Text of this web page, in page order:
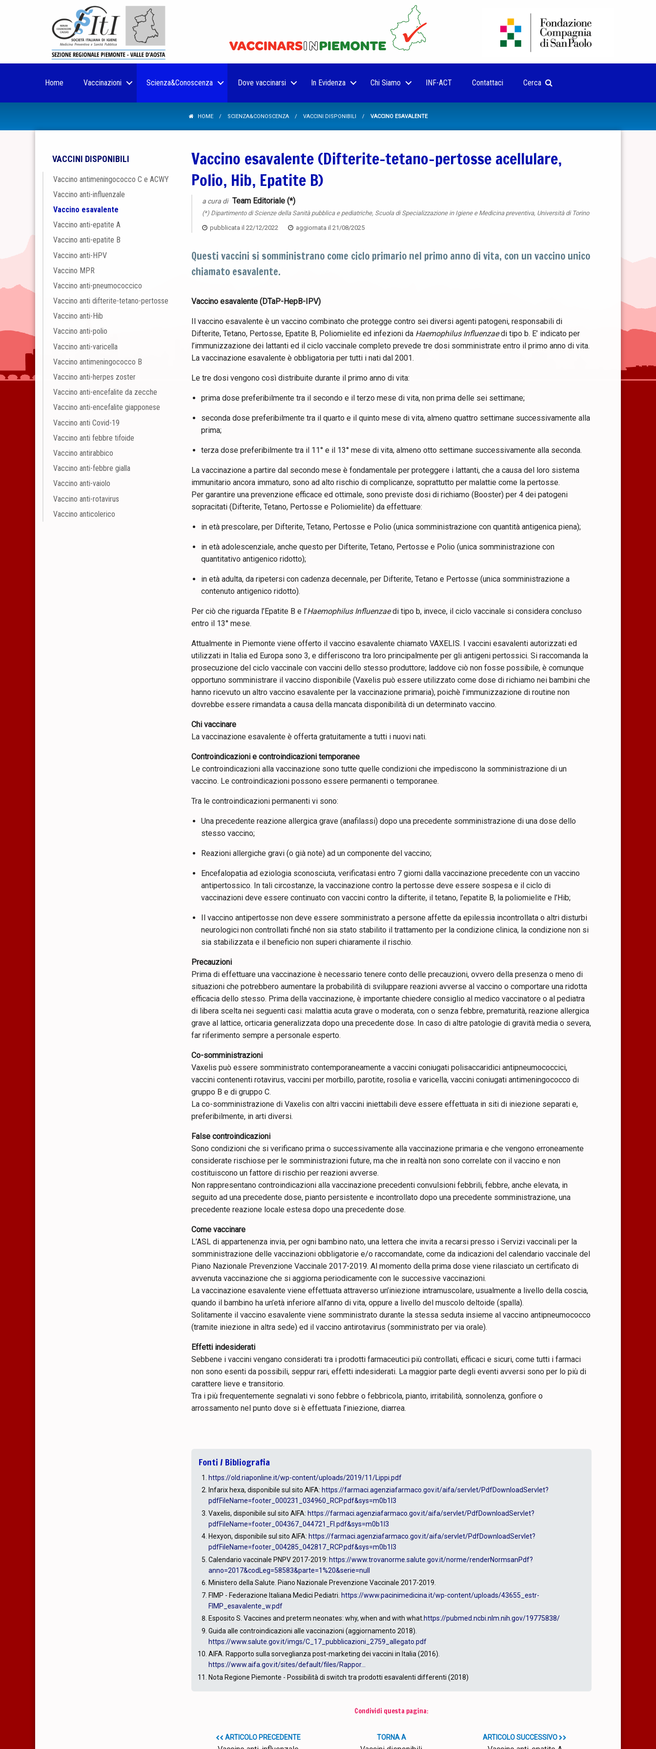
Home Vaccinazioni Scienza&Conoscenza Dove vaccinarsi In Evidenza Chi Siamo INF-ACT Contattaci Cerca
HOME SCIENZA&CONOSCENZA VACCINI DISPONIBILI VACCINO ESAVALENTE
VACCINI DISPONIBILI
Vaccino antimeningococco C e ACWY
Vaccino anti-influenzale
Vaccino esavalente
Vaccino anti-epatite A
Vaccino anti-epatite B
Vaccino anti-HPV
Vaccino MPR
Vaccino anti-pneumococcico
Vaccino anti difterite-tetano-pertosse
Vaccino anti-Hib
Vaccino anti-polio
Vaccino anti-varicella
Vaccino antimeningococco B
Vaccino anti-herpes zoster
Vaccino anti-encefalite da zecche
Vaccino anti-encefalite giapponese
Vaccino anti Covid-19
Vaccino anti febbre tifoide
Vaccino antirabbico
Vaccino anti-febbre gialla
Vaccino anti-vaiolo
Vaccino anti-rotavirus
Vaccino anticolerico
Vaccino esavalente (Difterite-tetano-pertosse acellulare,
Polio, Hib, Epatite B)
a cura di Team Editoriale (*)
(*) Dipartimento di Scienze della Sanità pubblica e pediatriche, Scuola di Specializzazione in Igiene e Medicina preventiva, Università di Torino
pubblicata il 22/12/2022 aggiornata il 21/08/2025
Questi vaccini si somministrano come ciclo primario nel primo anno di vita, con un vaccino unico
chiamato esavalente.
Vaccino esavalente (DTaP-HepB-IPV)
Il vaccino esavalente è un vaccino combinato che protegge contro sei diversi agenti patogeni, responsabili di
Difterite, Tetano, Pertosse, Epatite B, Poliomielite ed infezioni da Haemophilus Influenzaedi tipo b. E’ indicato per
l’immunizzazione dei lattanti ed il ciclo vaccinale completo prevede tre dosi somministrate entro il primo anno di vita.
La vaccinazione esavalente è obbligatoria per tutti i nati dal 2001.
Le tre dosi vengono così distribuite durante il primo anno di vita:
prima dose preferibilmente tra il secondo e il terzo mese di vita, non prima delle sei settimane;
seconda dose preferibilmente tra il quarto e il quinto mese di vita, almeno quattro settimane successivamente alla
prima;
terza dose preferibilmente tra il 11° e il 13° mese di vita, almeno otto settimane successivamente alla seconda.
La vaccinazione a partire dal secondo mese è fondamentale per proteggere i lattanti, che a causa del loro sistema
immunitario ancora immaturo, sono ad alto rischio di complicanze, soprattutto per malattie come la pertosse.
Per garantire una prevenzione efficace ed ottimale, sono previste dosi di richiamo (Booster) per 4 dei patogeni
sopracitati (Difterite, Tetano, Pertosse e Poliomielite) da effettuare:
in età prescolare, per Difterite, Tetano, Pertosse e Polio (unica somministrazione con quantità antigenica piena);
in età adolescenziale, anche questo per Difterite, Tetano, Pertosse e Polio (unica somministrazione con
quantitativo antigenico ridotto);
in età adulta, da ripetersi con cadenza decennale, per Difterite, Tetano e Pertosse (unica somministrazione a
contenuto antigenico ridotto).
Per ciò che riguarda l’Epatite B e l’Haemophilus Influenzaedi tipo b, invece, il ciclo vaccinale si considera concluso
entro il 13° mese.
Attualmente in Piemonte viene offerto il vaccino esavalente chiamato VAXELIS. I vaccini esavalenti autorizzati ed
utilizzati in Italia ed Europa sono 3, e differiscono tra loro principalmente per gli antigeni pertossici. Si raccomanda la
prosecuzione del ciclo vaccinale con vaccini dello stesso produttore; laddove ciò non fosse possibile, è comunque
opportuno somministrare il vaccino disponibile (Vaxelis può essere utilizzato come dose di richiamo nei bambini che
hanno ricevuto un altro vaccino esavalente per la vaccinazione primaria), poichè l’immunizzazione di routine non
dovrebbe essere rimandata a causa della mancata disponibilità di un determinato vaccino.
Chi vaccinare
La vaccinazione esavalente è offerta gratuitamente a tutti i nuovi nati.
Controindicazioni e controindicazioni temporanee
Le controindicazioni alla vaccinazione sono tutte quelle condizioni che impediscono la somministrazione di un
vaccino. Le controindicazioni possono essere permanenti o temporanee.
Tra le controindicazioni permanenti vi sono:
Una precedente reazione allergica grave (anafilassi) dopo una precedente somministrazione di una dose dello
stesso vaccino;
Reazioni allergiche gravi (o già note) ad un componente del vaccino;
Encefalopatia ad eziologia sconosciuta, verificatasi entro 7 giorni dalla vaccinazione precedente con un vaccino
antipertossico. In tali circostanze, la vaccinazione contro la pertosse deve essere sospesa e il ciclo di
vaccinazioni deve essere continuato con vaccini contro la difterite, il tetano, l’epatite B, la poliomielite e l’Hib;
Il vaccino antipertosse non deve essere somministrato a persone affette da epilessia incontrollata o altri disturbi
neurologici non controllati finché non sia stato stabilito il trattamento per la condizione clinica, la condizione non si
sia stabilizzata e il beneficio non superi chiaramente il rischio.
Precauzioni
Prima di effettuare una vaccinazione è necessario tenere conto delle precauzioni, ovvero della presenza o meno di
situazioni che potrebbero aumentare la probabilità di sviluppare reazioni avverse al vaccino o comportare una ridotta
efficacia dello stesso. Prima della vaccinazione, è importante chiedere consiglio al medico vaccinatore o al pediatra
di libera scelta nei seguenti casi: malattia acuta grave o moderata, con o senza febbre, prematurità, reazione allergica
grave al lattice, orticaria generalizzata dopo una precedente dose. In caso di altre patologie di gravità media o severa,
far riferimento sempre a personale esperto.
Co-somministrazioni
Vaxelis può essere somministrato contemporaneamente a vaccini coniugati polisaccaridici antipneumococcici,
vaccini contenenti rotavirus, vaccini per morbillo, parotite, rosolia e varicella, vaccini coniugati antimeningococco di
gruppo B e di gruppo C.
La co-somministrazione di Vaxelis con altri vaccini iniettabili deve essere effettuata in siti di iniezione separati e,
preferibilmente, in arti diversi.
False controindicazioni
Sono condizioni che si verificano prima o successivamente alla vaccinazione primaria e che vengono erroneamente
considerate rischiose per le somministrazioni future, ma che in realtà non sono correlate con il vaccino e non
costituiscono un fattore di rischio per reazioni avverse.
Non rappresentano controindicazioni alla vaccinazione precedenti convulsioni febbrili, febbre, anche elevata, in
seguito ad una precedente dose, pianto persistente e incontrollato dopo una precedente somministrazione, una
precedente reazione locale estesa dopo una precedente dose.
Come vaccinare
L’ASL di appartenenza invia, per ogni bambino nato, una lettera che invita a recarsi presso i Servizi vaccinali per la
somministrazione delle vaccinazioni obbligatorie e/o raccomandate, come da indicazioni del calendario vaccinale del
Piano Nazionale Prevenzione Vaccinale 2017-2019. Al momento della prima dose viene rilasciato un certificato di
avvenuta vaccinazione che si aggiorna periodicamente con le successive vaccinazioni.
La vaccinazione esavalente viene effettuata attraverso un’iniezione intramuscolare, usualmente a livello della coscia,
quando il bambino ha un’età inferiore all’anno di vita, oppure a livello del muscolo deltoide (spalla).
Solitamente il vaccino esavalente viene somministrato durante la stessa seduta insieme al vaccino antipneumococco
(tramite iniezione in altra sede) ed il vaccino antirotavirus (somministrato per via orale).
Effetti indesiderati
Sebbene i vaccini vengano considerati tra i prodotti farmaceutici più controllati, efficaci e sicuri, come tutti i farmaci
non sono esenti da possibili, seppur rari, effetti indesiderati. La maggior parte degli eventi avversi sono per lo più di
carattere lieve e transitorio.
Tra i più frequentemente segnalati vi sono febbre o febbricola, pianto, irritabilità, sonnolenza, gonfiore o
arrossamento nel punto dove si è effettuata l’iniezione, diarrea.
Fonti / Bibliografia
https://old.riaponline.it/wp-content/uploads/2019/11/Lippi.pdf
Infarix hexa, disponibile sul sito AIFA: https://farmaci.agenziafarmaco.gov.it/aifa/servlet/PdfDownloadServlet?
pdfFileName=footer_000231_034960_RCP.pdf&sys=m0b1l3
Vaxelis, disponibile sul sito AIFA: https://farmaci.agenziafarmaco.gov.it/aifa/servlet/PdfDownloadServlet?
pdfFileName=footer_004367_044721_FI.pdf&sys=m0b1l3
Hexyon, disponibile sul sito AIFA: https://farmaci.agenziafarmaco.gov.it/aifa/servlet/PdfDownloadServlet?
pdfFileName=footer_004285_042817_RCP.pdf&sys=m0b1l3
Calendario vaccinale PNPV 2017-2019: https://www.trovanorme.salute.gov.it/norme/renderNormsanPdf?
anno=2017&codLeg=58583&parte=1%20&serie=null
Ministero della Salute. Piano Nazionale Prevenzione Vaccinale 2017-2019.
FIMP - Federazione Italiana Medici Pediatri. https://www.pacinimedicina.it/wp-content/uploads/43655_estr-
FIMP_esavalente_w.pdf
Esposito S. Vaccines and preterm neonates: why, when and with what.https://pubmed.ncbi.nlm.nih.gov/19775838/
Guida alle controindicazioni alle vaccinazioni (aggiornamento 2018).
https://www.salute.gov.it/imgs/C_17_pubblicazioni_2759_allegato.pdf
AIFA. Rapporto sulla sorveglianza post-marketing dei vaccini in Italia (2016).
https://www.aifa.gov.it/sites/default/files/Rappor...
Nota Regione Piemonte - Possibilità di switch tra prodotti esavalenti differenti (2018)
Condividi questa pagina:
ARTICOLO PRECEDENTE TORNA A ARTICOLO SUCCESSIVO